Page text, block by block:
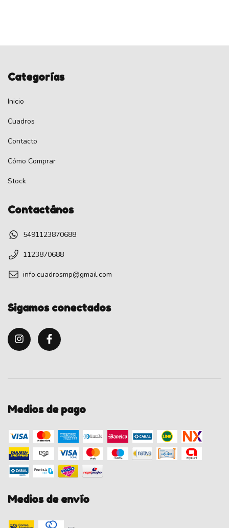
Categorías
Inicio
Cuadros
Contacto
Cómo Comprar
Stock
Contactános
5491123870688
1123870688
info.cuadrosmp@gmail.com
Sigamos conectados
Medios de pago
Medios de envío